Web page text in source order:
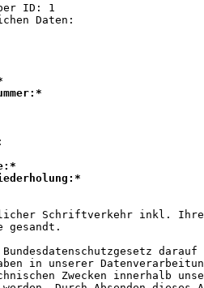
ID: 1
Schriftverkehr inkl.
gesandt.
Bundesdatenschutzgesetz
in unserer
Zwecken innerhalb